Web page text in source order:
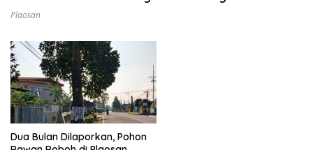
Sarangan
Plaosan
Dua Bulan Dilaporkan, Pohon